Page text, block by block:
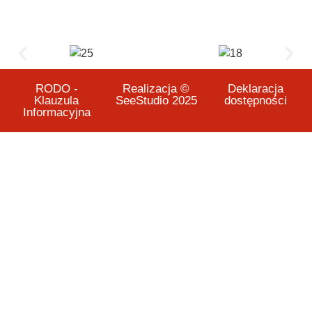
RODO -
Klauzula
Informacyjna
Realizacja ©
SeeStudio 2025
Deklaracja
dostępności